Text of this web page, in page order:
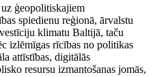
ģeopolitiskajiem
spiedienu reģionā, ārvalstu
klimatu Baltijā, taču
izlēmīgas rīcības no politikas
attīstības, digitālās
resursu izmantošanas jomās,